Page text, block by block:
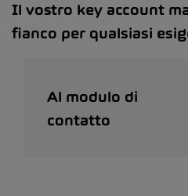
Il vostro key account
fianco per qualsiasi
Al modulo di
contatto